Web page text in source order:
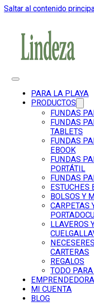
Saltar al contenido
PARA LA PLAYA
PRODUCTOS
FUNDAS
FUNDAS
TABLETS
FUNDAS
EBOOK
FUNDAS
PORTÁTIL
FUNDAS
ESTUCHES
BOLSOS Y
CARPETAS
LLAVEROS
CARTERAS
REGALOS
TODO
MI CUENTA
BLOG